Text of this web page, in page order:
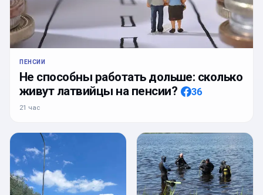
ПЕНСИИ
Не способны работать дольше: сколько
живут латвийцы на пенсии?
36
21 час